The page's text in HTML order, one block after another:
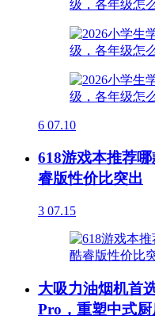
6 07.10
618游戏本推荐
睿版性价比突出
3 07.15
大吸力油烟机首
Pro，重塑中式